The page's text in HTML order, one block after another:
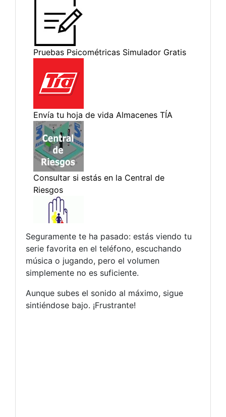
Seguramente te ha pasado: estás viendo tu
serie favorita en el teléfono, escuchando
música o jugando, pero el volumen
simplemente no es suficiente.
Aunque subes el sonido al máximo, sigue
sintiéndose bajo. ¡Frustrante!